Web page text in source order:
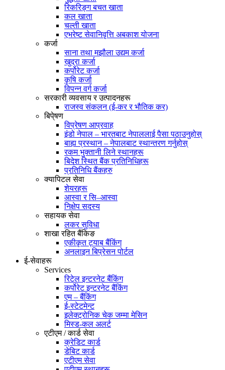
रिकरिङ्ग बचत खाता
कल खाता
चल्ती खाता
एभरेष्ट सेवानिवृत्ति अबकाश योजना
कर्जा
साना तथा मझौला उद्यम कर्जा
खुद्रा कर्जा
कर्पोरेट कर्जा
कृषि कर्जा
विपन्न वर्ग कर्जा
सरकारी व्यवसाय र उत्पादनहरू
राजस्व संकलन (ई-कर र भौतिक कर)
बिपे्षण
विप्रेषण आप्रवाह
इंडो नेपाल – भारतबाट नेपाललाई पैसा पठाउनुहोस्
बाह्य प्रस्थान – नेपालबाट स्थान्तरण गर्नुहोस्
रकम भुक्तानी लिने स्थानहरू
बिदेश स्थित बैंक प्रतिनिधिहरू
प्रतिनिधि बैंकहरु
क्यापिटल सेवा
शेयरहरू
आस्वा र सि–आस्वा
निक्षेप सदस्य
सहायक सेवा
लकर सुविधा
शाखा रहित बैंकिङ
एकीकृत ट्याब बैंकिंग
अनलाइन बिप्रेसन पोर्टल
ई-सेवाहरू
Services
रिटेल इन्टरनेट बैंकिंग
कर्पोरेट इन्टरनेट बैंकिंग
एम – बैंकिंग
ई-स्टेटमेन्ट
इलेक्ट्रोनिक चेक जम्मा मेसिन
मिस्ड-कल अलर्ट
एटीएम / कार्ड सेवा
क्रेडिट कार्ड
डेबिट कार्ड
एटीएम सेवा